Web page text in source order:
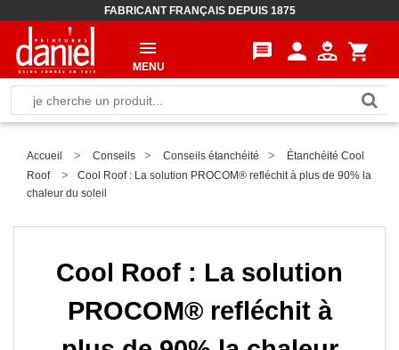
FABRICANT FRANÇAIS DEPUIS 1875
message person shopping_cart
MENU
Accueil > Conseils > Conseils étanchéité >
Étanchéité Cool
Roof
>
Cool Roof : La solution PROCOM® refléchit à plus de 90% la
chaleur du soleil
Cool Roof : La solution
PROCOM® refléchit à